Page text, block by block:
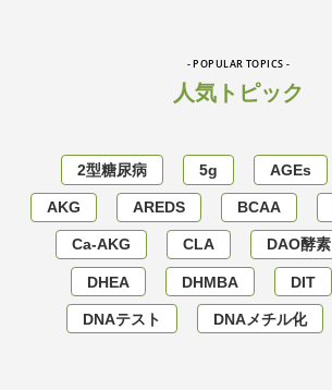
- POPULAR TOPICS -
人気トピック
2型糖尿病 5g AGEs
AKG AREDS BCAA
Ca-AKG CLA DAO酵素
DHEA DHMBA DIT
DNAテスト DNAメチル化